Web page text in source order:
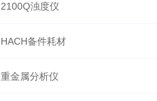
2100Q浊度仪
HACH备件耗材
重金属分析仪